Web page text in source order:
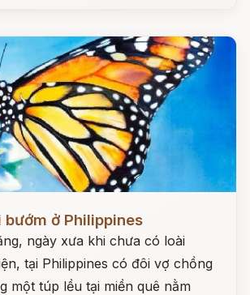
ở Philippines
ngày xưa khi chưa có loài
tại Philippines có đôi vợ chồng
một túp lều tại miền quê nằm